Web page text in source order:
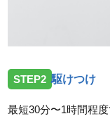
三重県亀山市小
三重県鈴鹿市加
お伺いしました。
STEP2 駆けつけ
最短30分〜1時間程